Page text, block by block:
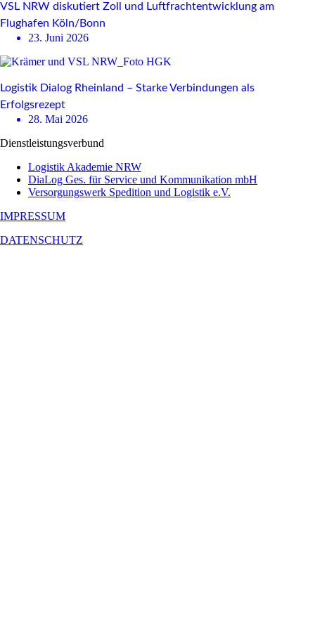
VSL NRW diskutiert Zoll und Luftfrachtentwicklung am
Flughafen Köln/Bonn
23. Juni 2026
Logistik Dialog Rheinland – Starke Verbindungen als
Erfolgsrezept
28. Mai 2026
Dienstleistungsverbund
Logistik Akademie NRW
DiaLog Ges. für Service und Kommunikation mbH
Versorgungswerk Spedition und Logistik e.V.
IMPRESSUM
DATENSCHUTZ